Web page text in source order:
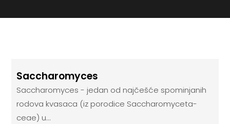
Saccharomyces
Saccharomyces - jedan od najčešće spominjanih
rodova kvasaca (iz porodice Saccharomy­ceta­
ceae) u...